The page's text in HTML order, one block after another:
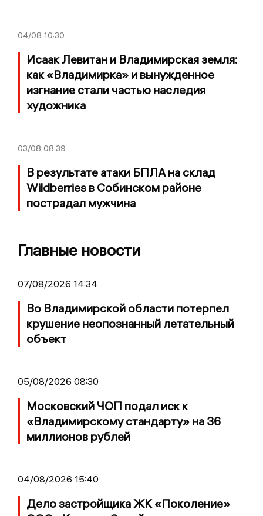
04/08 10:30
Исаак Левитан и Владимирская земля:
как «Владимирка» и вынужденное
изгнание стали частью наследия
художника
03/08 08:39
В результате атаки БПЛА на склад
Wildberries в Собинском районе
пострадал мужчина
Главные новости
07/08/2026 14:34
Во Владимирской области потерпел
крушение неопознанный летательный
объект
05/08/2026 08:30
Московский ЧОП подал иск к
«Владимирскому стандарту» на 36
миллионов рублей
04/08/2026 15:40
Дело застройщика ЖК «Поколение»